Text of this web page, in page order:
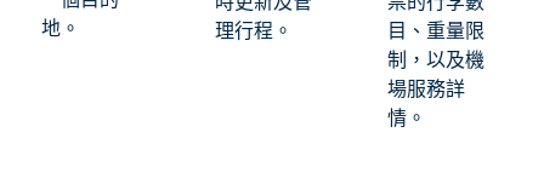
地。
理行程。
目、重量限
制，以及機
場服務詳
情。